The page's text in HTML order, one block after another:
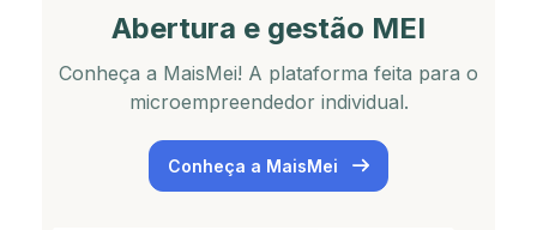
Abertura e gestão MEI
Conheça a MaisMei! A plataforma feita para o
microempreendedor individual.
Conheça a MaisMei